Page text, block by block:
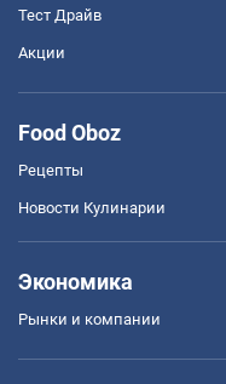
Тест Драйв
Акции
Food Oboz
Рецепты
Новости Кулинарии
Экономика
Рынки и компании